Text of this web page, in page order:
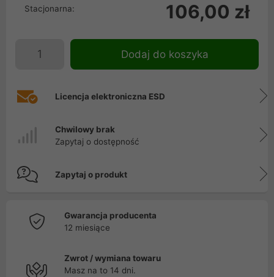
Stacjonarna: 106,00 zł
Dodaj do koszyka
Licencja elektroniczna ESD
Chwilowy brak
Zapytaj o dostępność
Zapytaj o produkt
Gwarancja producenta
12 miesiące
Zwrot / wymiana towaru
Masz na to 14 dni.